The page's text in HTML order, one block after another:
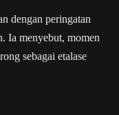
dengan peringatan
Ia menyebut, momen
sebagai etalase